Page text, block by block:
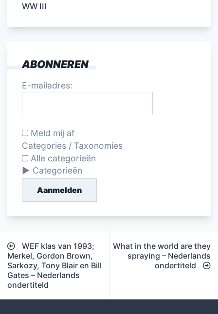
WW III
ABONNEREN
E-mailadres:
Meld mij af
Categories / Taxonomies
Alle categorieën
Categorieën
Aanmelden
Bericht
navigatie
WEF klas van 1993;
Merkel, Gordon Brown,
Sarkozy, Tony Blair en Bill
Gates – Nederlands
ondertiteld
What in the world are they
spraying – Nederlands
ondertiteld